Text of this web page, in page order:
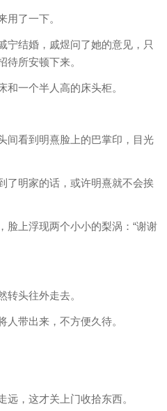
用了一下。
宁结婚，戚煜问了她的意见，只
待所安顿下来。
一个半人高的床头柜。
间看到明熹脸上的巴掌印，目光
了明家的话，或许明熹就不会挨
脸上浮现两个小小的梨涡：“谢谢
转头往外走去。
带出来，不方便久待。
远，这才关上门收拾东西。